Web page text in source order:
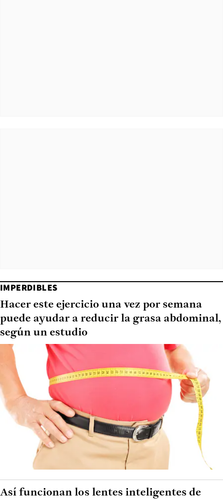
IMPERDIBLES
Hacer este ejercicio una vez por semana
puede ayudar a reducir la grasa abdominal,
según un estudio
Así funcionan los lentes inteligentes de